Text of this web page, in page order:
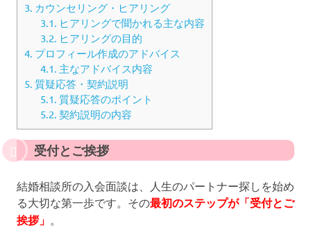
3. カウンセリング・ヒアリング
3.1. ヒアリングで聞かれる主な内容
3.2. ヒアリングの目的
4. プロフィール作成のアドバイス
4.1. 主なアドバイス内容
5. 質疑応答・契約説明
5.1. 質疑応答のポイント
5.2. 契約説明の内容
受付とご挨拶
結婚相談所の入会面談は、人生のパートナー探しを始め
る大切な第一歩です。その最初のステップが「受付とご
挨拶」 。